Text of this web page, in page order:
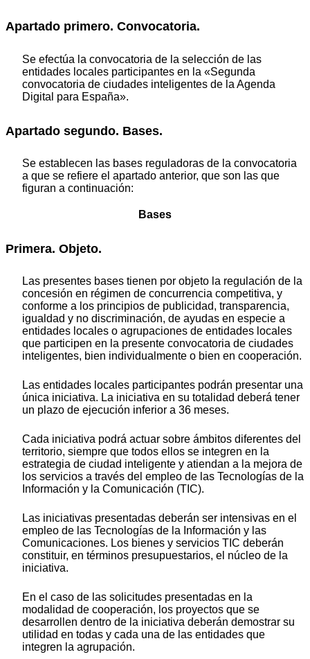
Apartado primero. Convocatoria.
Se efectúa la convocatoria de la selección de las
entidades locales participantes en la «Segunda
convocatoria de ciudades inteligentes de la Agenda
Digital para España».
Apartado segundo. Bases.
Se establecen las bases reguladoras de la convocatoria
a que se refiere el apartado anterior, que son las que
figuran a continuación:
Bases
Primera. Objeto.
Las presentes bases tienen por objeto la regulación de la
concesión en régimen de concurrencia competitiva, y
conforme a los principios de publicidad, transparencia,
igualdad y no discriminación, de ayudas en especie a
entidades locales o agrupaciones de entidades locales
que participen en la presente convocatoria de ciudades
inteligentes, bien individualmente o bien en cooperación.
Las entidades locales participantes podrán presentar una
única iniciativa. La iniciativa en su totalidad deberá tener
un plazo de ejecución inferior a 36 meses.
Cada iniciativa podrá actuar sobre ámbitos diferentes del
territorio, siempre que todos ellos se integren en la
estrategia de ciudad inteligente y atiendan a la mejora de
los servicios a través del empleo de las Tecnologías de la
Información y la Comunicación (TIC).
Las iniciativas presentadas deberán ser intensivas en el
empleo de las Tecnologías de la Información y las
Comunicaciones. Los bienes y servicios TIC deberán
constituir, en términos presupuestarios, el núcleo de la
iniciativa.
En el caso de las solicitudes presentadas en la
modalidad de cooperación, los proyectos que se
desarrollen dentro de la iniciativa deberán demostrar su
utilidad en todas y cada una de las entidades que
integren la agrupación.